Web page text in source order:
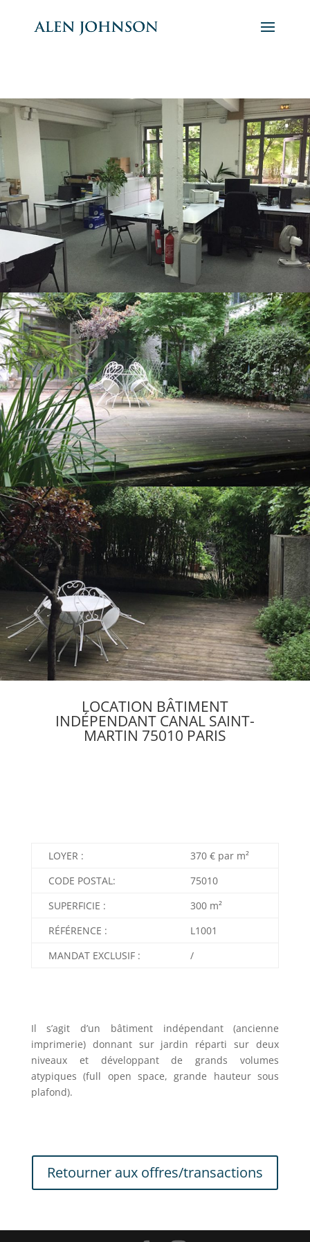
LOCATION BÂTIMENT
INDÉPENDANT CANAL SAINT-
MARTIN 75010 PARIS
LOYER :
370 € par m²
CODE POSTAL:
75010
SUPERFICIE :
300 m²
RÉFÉRENCE :
L1001
MANDAT EXCLUSIF :
/
Il s’agit d’un bâtiment indépendant (ancienne
imprimerie) donnant sur jardin réparti sur deux
niveaux et développant de grands volumes
atypiques (full open space, grande hauteur sous
plafond).
Retourner aux offres/transactions